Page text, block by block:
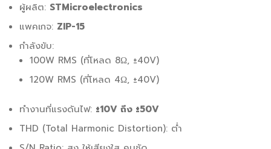
ผู้ผลิต: STMicroelectronics
แพคเกจ: ZIP-15
กำลังขับ:
100W RMS (ที่โหลด 8Ω, ±40V)
120W RMS (ที่โหลด 4Ω, ±40V)
ทำงานที่แรงดันไฟ: ±10V ถึง ±50V
THD (Total Harmonic Distortion): ต่ำ